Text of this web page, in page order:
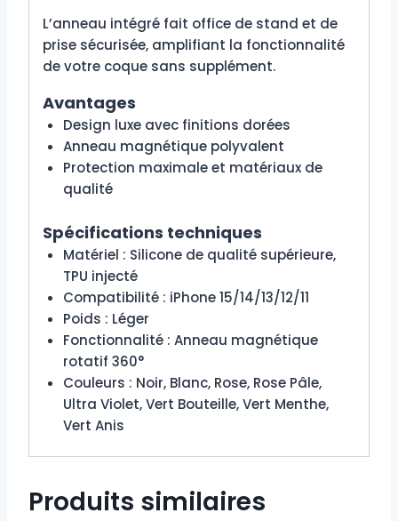
L’anneau intégré fait office de stand et de
prise sécurisée, amplifiant la fonctionnalité
de votre coque sans supplément.
Avantages
Design luxe avec finitions dorées
Anneau magnétique polyvalent
Protection maximale et matériaux de
qualité
Spécifications techniques
Matériel : Silicone de qualité supérieure,
TPU injecté
Compatibilité : iPhone 15/14/13/12/11
Poids : Léger
Fonctionnalité : Anneau magnétique
rotatif 360°
Couleurs : Noir, Blanc, Rose, Rose Pâle,
Ultra Violet, Vert Bouteille, Vert Menthe,
Vert Anis
Produits similaires